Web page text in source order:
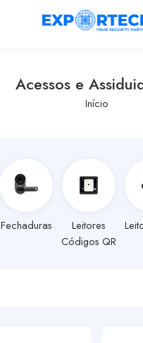
Acessos e
Início
Fechaduras
Leitores
Códigos QR